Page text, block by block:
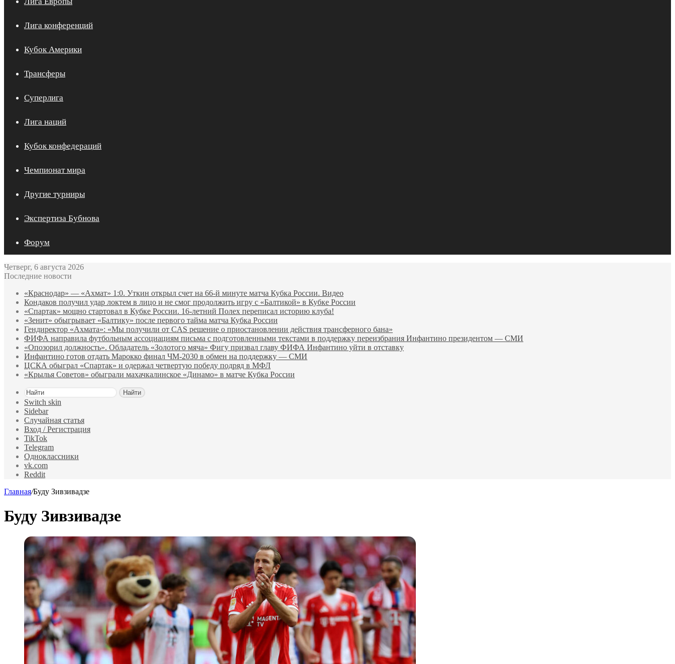
Лига конференций
Кубок Америки
Трансферы
Суперлига
Лига наций
Кубок конфедераций
Чемпионат мира
Другие турниры
Экспертиза Бубнова
Форум
Четверг, 6 августа 2026
Последние новости
«Краснодар» — «Ахмат» 1:0. Уткин открыл счет на 66‑й минуте матча Кубка России. Видео
Кондаков получил удар локтем в лицо и не смог продолжить игру с «Балтикой» в Кубке России
«Спартак» мощно стартовал в Кубке России. 16-летний Полех переписал историю клуба!
«Зенит» обыгрывает «Балтику» после первого тайма матча Кубка России
Гендиректор «Ахмата»: «Мы получили от CAS решение о приостановлении действия трансферного бана»
ФИФА направила футбольным ассоциациям письма с подготовленными текстами в поддержку переизбрания Инфантино президентом — СМИ
«Опозорил должность». Обладатель «Золотого мяча» Фигу призвал главу ФИФА Инфантино уйти в отставку
Инфантино готов отдать Марокко финал ЧМ‑2030 в обмен на поддержку — СМИ
ЦСКА обыграл «Спартак» и одержал четвертую победу подряд в МФЛ
«Крылья Советов» обыграли махачкалинское «Динамо» в матче Кубка России
Найти
Switch skin
Sidebar
Случайная статья
Вход / Регистрация
TikTok
Telegram
Одноклассники
vk.com
Reddit
Главная/Буду Зивзивадзе
Буду Зивзивадзе